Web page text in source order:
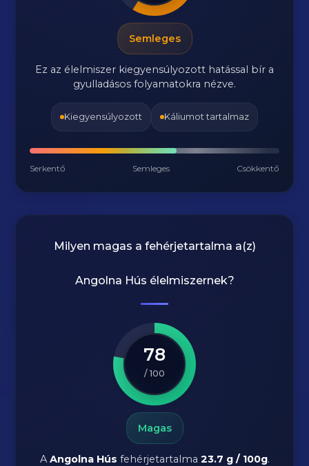
Semleges
Ez az élelmiszer kiegyensúlyozott hatással bír a
gyulladásos folyamatokra nézve.
Kiegyensúlyozott Káliumot tartalmaz
Serkentő Semleges Csökkentő
Milyen magas a fehérjetartalma a(z)
Angolna Hús élelmiszernek?
78
/ 100
Magas
A Angolna Hús fehérjetartalma 23.7 g / 100g.